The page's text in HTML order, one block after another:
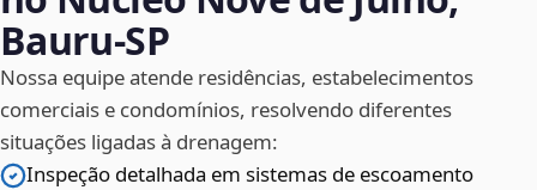
Bauru‑SP
Nossa equipe atende residências, estabelecimentos
comerciais e condomínios, resolvendo diferentes
situações ligadas à drenagem:
Inspeção detalhada em sistemas de escoamento